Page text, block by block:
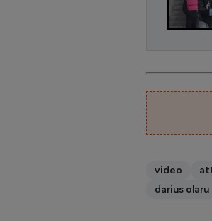
video
darius olaru